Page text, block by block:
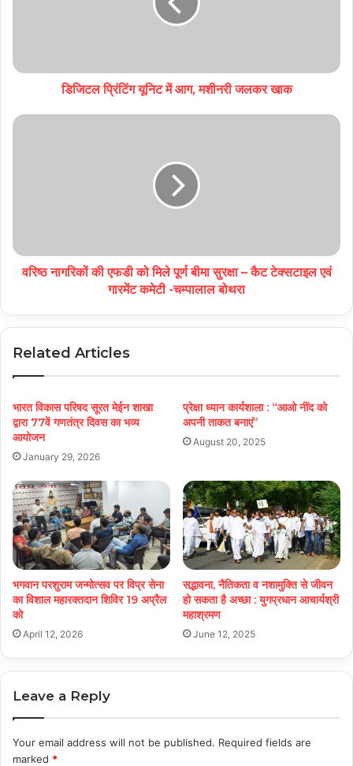
डिजिटल प्रिंटिंग यूनिट में आग, मशीनरी जलकर खाक
वरिष्ठ नागरिकों की एफडी को मिले पूर्ण बीमा सुरक्षा – कैट टेक्सटाइल एवं
गारमेंट कमेटी -चम्पालाल बोथरा
Related Articles
भारत विकास परिषद सूरत मेईन शाखा
द्वारा 77वें गणतंत्र दिवस का भव्य
आयोजन
January 29, 2026
प्रेक्षा ध्यान कार्यशाला : “आओ नींद को
अपनी ताकत बनाएं”
August 20, 2025
भगवान परशुराम जन्मोत्सव पर विप्र सेना
का विशाल महारक्तदान शिविर 19 अप्रैल
को
April 12, 2026
सद्भावना, नैतिकता व नशामुक्ति से जीवन
हो सकता है अच्छा : युगप्रधान आचार्यश्री
महाश्रमण
June 12, 2025
Leave a Reply
Your email address will not be published. Required fields are
marked *